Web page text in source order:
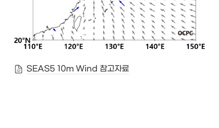
SEAS5 10m Wind 참고자료